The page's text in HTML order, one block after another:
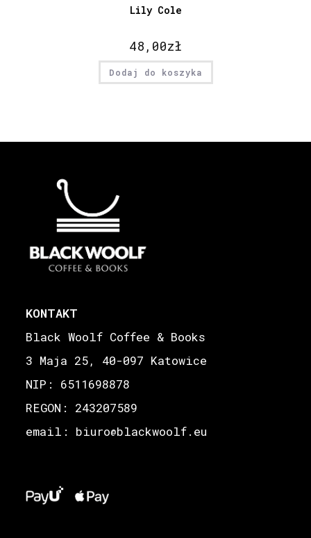
Lily Cole
48,00zł
Dodaj do koszyka
KONTAKT
Black Woolf Coffee & Books
3 Maja 25, 40-097 Katowice
NIP: 6511698878
REGON: 243207589
email: biuro@blackwoolf.eu